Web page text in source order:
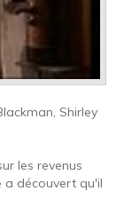
Shirley
les revenus
a découvert qu'il